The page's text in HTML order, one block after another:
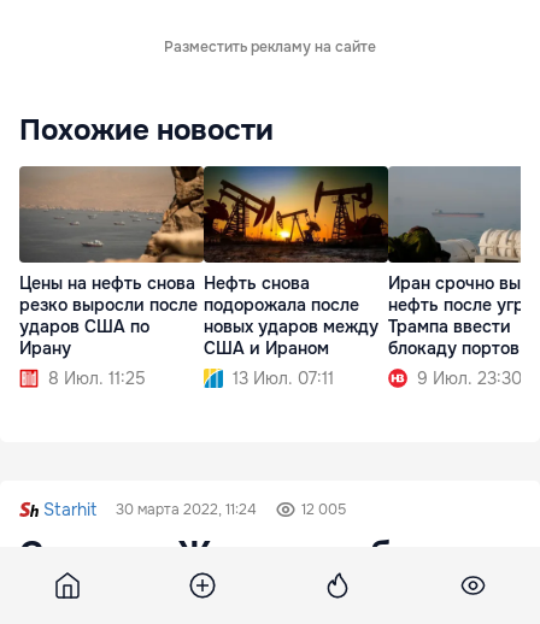
Разместить рекламу на сайте
Похожие новости
Цены на нефть снова
резко выросли после
ударов США по
Ирану
8 Июл. 11:25
Нефть снова
подорожала после
новых ударов между
США и Ираном
13 Июл. 07:11
Иран срочно
нефть после
Трампа ввести
блокаду портов
9 Июл. 23:30
Starhit 30 марта 2022, 11:24 12 005
С певицы Жасмин требуют в
суде 300 миллионов рублей